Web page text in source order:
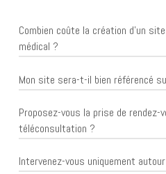
Combien coûte la création d'un
médical ?
Chez ADCOM+, la création
euros HT en paiement
en formule tout compris
pages, des fonctionnalités
Mon site sera-t-il bien référencé
Oui. Chaque site est conçu
référencement naturel :
des mots-clés de votre
Proposez-vous la prise de rendez-
téléconsultation ?
Oui. Nous développons des
Intervenez-vous uniquement